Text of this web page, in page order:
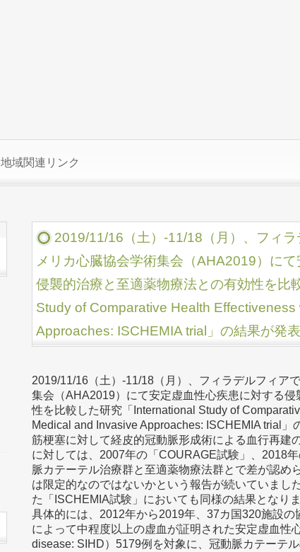
地域関連リンク
2019/11/16（土）-11/18（月）、フィ
メリカ心臓協会学術集会（AHA2019）に
侵襲的治療と至適薬物療法との有効性を比
Study of Comparative Health
Approaches: ISCHEMIA trial」の結果が発表
2019/11/16（土）-11/18（月）、フィラデルフィア
集会（AHA2019）にて安定虚血性心疾患に対する
性を比較した研究「International Study of
Medical and Invasive Approaches: ISCHEMIA trial」
筋梗塞に対して経皮的冠動脈形成術による血行再建
に対しては、2007年の「COURAGE試験」、2018
脈カテーテル治療群と至適薬物療法群とで差が認め
は限定的なのではないかという報告が続いていまし
た「ISCHEMIA試験」においても同様の結果となりま
具体的には、2012年から2019年、37カ国320施設
によって中程度以上の虚血が証明された安定虚血性
disease: SIHD）5179例を対象に、冠動脈カテーテ